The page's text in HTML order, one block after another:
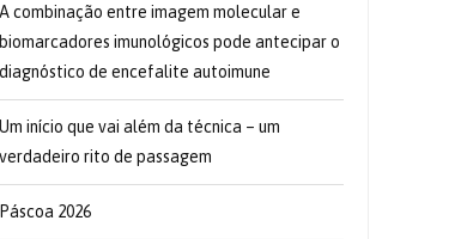
A combinação entre imagem molecular e
biomarcadores imunológicos pode antecipar o
diagnóstico de encefalite autoimune
Um início que vai além da técnica – um
verdadeiro rito de passagem
Páscoa 2026